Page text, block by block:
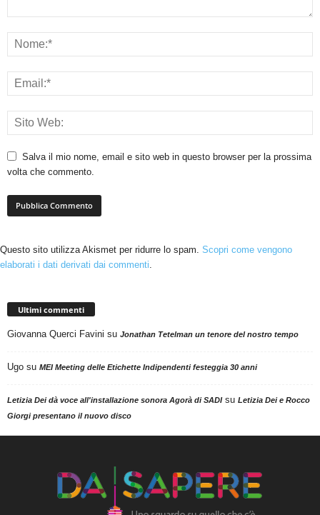
Salva il mio nome, email e sito web in questo browser per la prossima
volta che commento.
Questo sito utilizza Akismet per ridurre lo spam. Scopri come vengono
elaborati i dati derivati dai commenti.
Ultimi commenti
Giovanna Querci Favini su Jonathan Tetelman un tenore del nostro tempo
Ugo su MEI Meeting delle Etichette Indipendenti festeggia 30 anni
Letizia Dei dà voce all'installazione sonora Agorà di SADIsu Letizia Dei e Rocco
Giorgi presentano il nuovo disco